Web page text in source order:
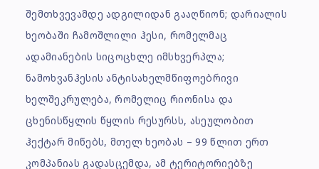
შემთხვევამდე ადგილიდან გააღწიონ; დარიალის
ხეობაში ჩამოშლილი ჰესი, რომელმაც
ადამიანების სიცოცხლე იმსხვერპლა;
ნამოხვანჰესის ანტისახელმწიფოებრივი
ხელშეკრულება, რომელიც რიონისა და
ცხენისწყლის წყლის რესურსს, ასეულობით
ჰექტარ მიწებს, მთელ ხეობას – 99 წლით ერთ
კომპანიას გადასცემდა, ამ ტერიტორიებზე